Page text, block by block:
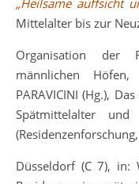
„Heilsame auffsicht
Mittelalter bis zur
Organisation der
männlichen Höfen,
PARAVICINI (Hg.),
Spätmittelalter
Düsseldorf (C 7), in: